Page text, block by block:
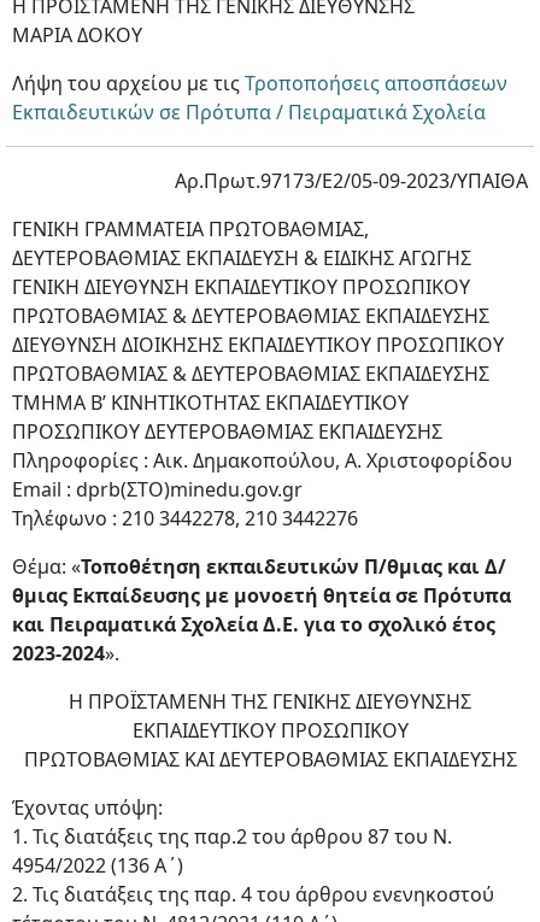
Η ΠΡΟΪΣΤΑΜΕΝΗ ΤΗΣ ΓΕΝΙΚΗΣ ΔΙΕΥΘΥΝΣΗΣ
ΜΑΡΙΑ ΔΟΚΟΥ
Λήψη του αρχείου με τιςΤροποποήσεις αποσπάσεων
Εκπαιδευτικών σε Πρότυπα / Πειραματικά Σχολεία
Αρ.Πρωτ.97173/Ε2/05-09-2023/ΥΠΑΙΘΑ
ΓΕΝΙΚΗ ΓΡΑΜΜΑΤΕΙΑ ΠΡΩΤΟΒΑΘΜΙΑΣ,
ΔΕΥΤΕΡΟΒΑΘΜΙΑΣ ΕΚΠΑΙΔΕΥΣΗ & ΕΙΔΙΚΗΣ ΑΓΩΓΗΣ
ΓΕΝΙΚΗ ΔΙΕΥΘΥΝΣΗ ΕΚΠΑΙΔΕΥΤΙΚΟΥ ΠΡΟΣΩΠΙΚΟΥ
ΠΡΩΤΟΒΑΘΜΙΑΣ & ΔΕΥΤΕΡΟΒΑΘΜΙΑΣ ΕΚΠΑΙΔΕΥΣΗΣ
ΔΙΕΥΘΥΝΣΗ ΔΙΟΙΚΗΣΗΣ ΕΚΠΑΙΔΕΥΤΙΚΟΥ ΠΡΟΣΩΠΙΚΟΥ
ΠΡΩΤΟΒΑΘΜΙΑΣ & ΔΕΥΤΕΡΟΒΑΘΜΙΑΣ ΕΚΠΑΙΔΕΥΣΗΣ
ΤΜΗΜΑ Β’ ΚΙΝΗΤΙΚΟΤΗΤΑΣ ΕΚΠΑΙΔΕΥΤΙΚΟΥ
ΠΡΟΣΩΠΙΚΟΥ ΔΕΥΤΕΡΟΒΑΘΜΙΑΣ ΕΚΠΑΙΔΕΥΣΗΣ
Πληροφορίες : Αικ. Δημακοπούλου, A. Χριστοφορίδου
Email : dprb(ΣΤΟ)minedu.gov.gr
Τηλέφωνο : 210 3442278, 210 3442276
Θέμα: «Τοποθέτηση εκπαιδευτικών Π/θμιας και Δ/
θμιας Εκπαίδευσης με μονοετή θητεία σε Πρότυπα
και Πειραματικά Σχολεία Δ.Ε. για το σχολικό έτος
2023-2024».
Η ΠΡΟΪΣΤΑΜΕΝΗ ΤΗΣ ΓΕΝΙΚΗΣ ΔΙΕΥΘΥΝΣΗΣ
ΕΚΠΑΙΔΕΥΤΙΚΟΥ ΠΡΟΣΩΠΙΚΟΥ
ΠΡΩΤΟΒΑΘΜΙΑΣ ΚΑΙ ΔΕΥΤΕΡΟΒΑΘΜΙΑΣ ΕΚΠΑΙΔΕΥΣΗΣ
Έχοντας υπόψη:
1. Τις διατάξεις της παρ.2 του άρθρου 87 του Ν.
4954/2022 (136 Α΄)
2. Τις διατάξεις της παρ. 4 του άρθρου ενενηκοστού